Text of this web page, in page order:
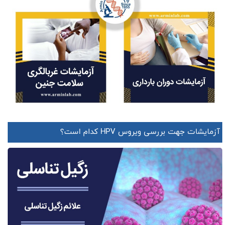
آزمایشات جهت بررسی ویروس HPV کدام است؟